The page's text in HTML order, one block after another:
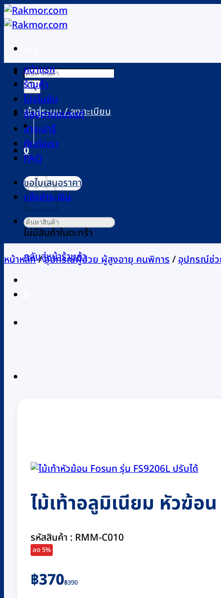
ข้าม
ไป
เนื้อหา
Products
search
เข้าสู่ระบบ / ลงทะเบียน
0
ตะกร้าสินค้า
ไม่มีสินค้าในตะกร้า
กลับสู่หน้าร้านค้า
หน้าแรก
ร้านค้า
โปรโมชัน
ช้อปตามแบรนด์
สาระน่ารู้
ติดต่อเรา
FAQ
ขอใบเสนอราคา
แจ้งชำระเงิน
ค้นหา:
หน้าหลัก/อุปกรณ์ผู้ป่วย ผู้สูงอายุ คนพิการ/อุปกรณ์ช่ว
ไม้เท้าอลูมิเนียม หัวฆ้อ
รหัสสินค้า : RMM-C010
ลด 5%
฿390
Original
price
฿370
Current
price